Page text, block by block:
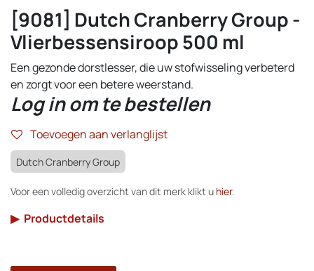
[9081] Dutch Cranberry Group -
Vlierbessensiroop 500 ml
Een gezonde dorstlesser, die uw stofwisseling verbeterd
en zorgt voor een betere weerstand.
Log in om te bestellen
Toevoegen aan verlanglijst
Dutch Cranberry Group
Voor een volledig overzicht van dit merk klikt u hier.
▶ Productdetails